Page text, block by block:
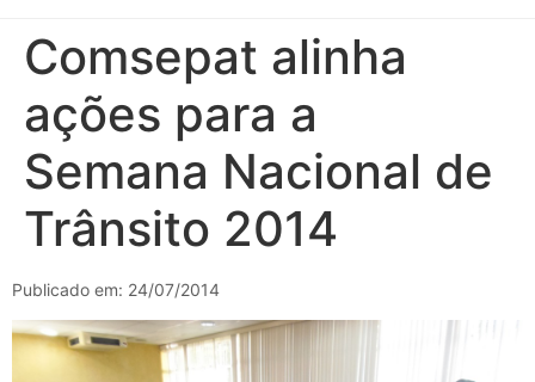
Comsepat alinha
ações para a
Semana Nacional de
Trânsito 2014
Publicado em: 24/07/2014